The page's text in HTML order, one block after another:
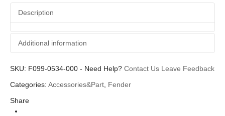
Description
Additional information
Additional information
Brands Fender
SKU: F099-0534-000 - Need Help? Contact Us Leave Feedback
Categories: Accessories&Part, Fender
Share